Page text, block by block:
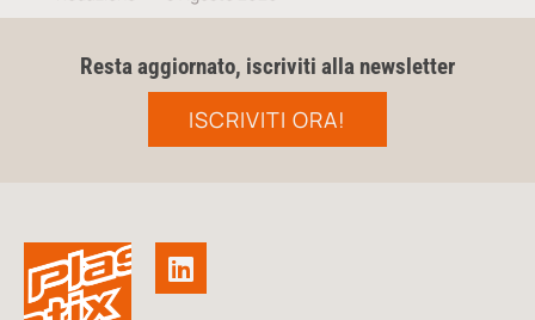
Resta aggiornato, iscriviti alla newsletter
ISCRIVITI ORA!